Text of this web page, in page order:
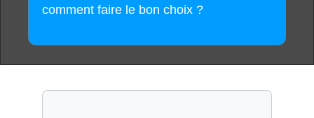
comment faire le bon choix ?